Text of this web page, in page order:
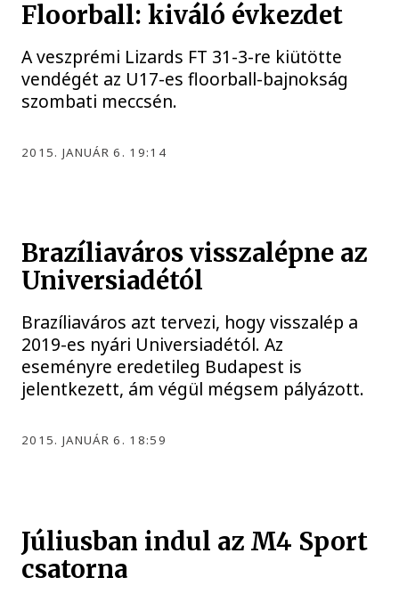
Floorball: kiváló évkezdet
A veszprémi Lizards FT 31-3-re kiütötte
vendégét az U17-es floorball-bajnokság
szombati meccsén.
2015. JANUÁR 6. 19:14
Brazíliaváros visszalépne az
Universiadétól
Brazíliaváros azt tervezi, hogy visszalép a
2019-es nyári Universiadétól. Az
eseményre eredetileg Budapest is
jelentkezett, ám végül mégsem pályázott.
2015. JANUÁR 6. 18:59
Júliusban indul az M4 Sport
csatorna